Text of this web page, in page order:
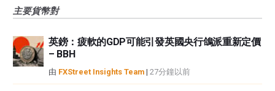
主要貨幣對
英鎊：疲軟的GDP可能引發英國央行鴿派重新定價
– BBH
由 FXStreet Insights Team | 27分鐘以前